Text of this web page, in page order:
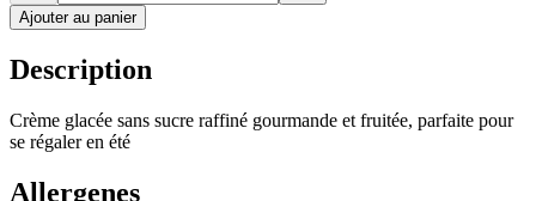
Ajouter au panier
Description
Crème glacée sans sucre raffiné gourmande et fruitée, parfaite pour
se régaler en été
Allergenes